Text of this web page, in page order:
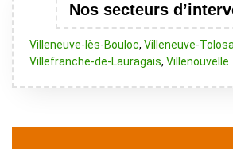
Nos secteurs
Villeneuve-lès-Bouloc, Villeneuve-
Villefranche-de-Lauragais, Villenouvelle